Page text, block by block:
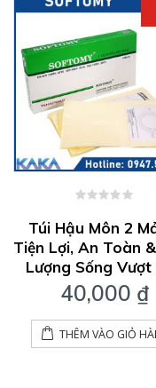
out
of
5
Túi Hậu Môn 2
Tiện Lợi, An Toàn
Lượng Sống Vượt
40,000 ₫
THÊM VÀO GIỎ